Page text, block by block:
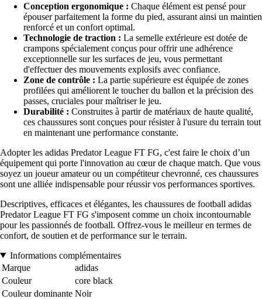
Conception ergonomique : Chaque élément est pensé pour
épouser parfaitement la forme du pied, assurant ainsi un maintien
renforcé et un confort optimal.
Technologie de traction : La semelle extérieure est dotée de
crampons spécialement conçus pour offrir une adhérence
exceptionnelle sur les surfaces de jeu, vous permettant
d'effectuer des mouvements explosifs avec confiance.
Zone de contrôle : La partie supérieure est équipée de zones
profilées qui améliorent le toucher du ballon et la précision des
passes, cruciales pour maîtriser le jeu.
Durabilité : Construites à partir de matériaux de haute qualité,
ces chaussures sont conçues pour résister à l'usure du terrain tout
en maintenant une performance constante.
Adopter les adidas Predator League FT FG, c'est faire le choix d’un
équipement qui porte l'innovation au cœur de chaque match. Que vous
soyez un joueur amateur ou un compétiteur chevronné, ces chaussures
sont une alliée indispensable pour réussir vos performances sportives.
Descriptives, efficaces et élégantes, les chaussures de football adidas
Predator League FT FG s'imposent comme un choix incontournable
pour les passionnés de football. Offrez-vous le meilleur en termes de
confort, de soutien et de performance sur le terrain.
Informations complémentaires
Marque
adidas
Couleur
core black
Couleur dominante Noir